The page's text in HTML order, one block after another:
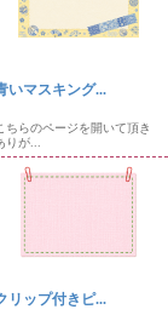
いマスキング...
ちらのページを開いて頂き
りが...
リップ付きピ...